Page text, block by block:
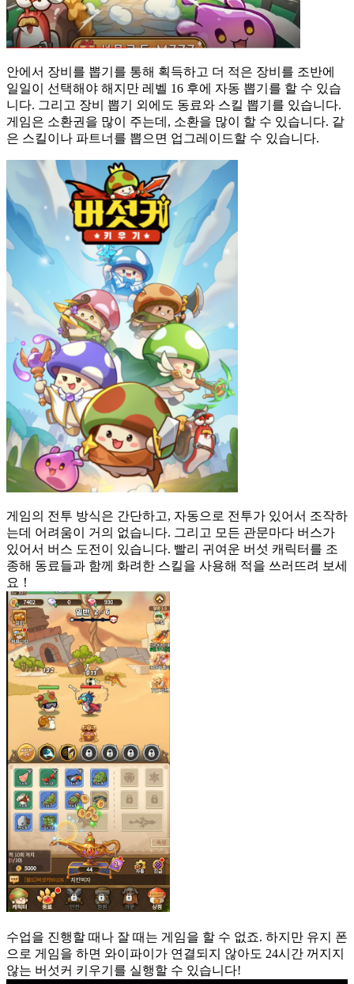
안에서 장비를 뽑기를 통해 획득하고 더 적은 장비를 조반에
일일이 선택해야 해지만 레벨 16 후에 자동 뽑기를 할 수 있습
니다. 그리고 장비 뽑기 외에도 동료와 스킬 뽑기를 있습니다.
게임은 소환권을 많이 주는데, 소환을 많이 할 수 있습니다. 같
은 스킬이나 파트너를 뽑으면 업그레이드할 수 있습니다.
게임의 전투 방식은 간단하고, 자동으로 전투가 있어서 조작하
는데 어려움이 거의 없습니다. 그리고 모든 관문마다 버스가
있어서 버스 도전이 있습니다. 빨리 귀여운 버섯 캐릭터를 조
종해 동료들과 함께 화려한 스킬을 사용해 적을 쓰러뜨려 보세
요！
수업을 진행할 때나 잘 때는 게임을 할 수 없죠. 하지만 유지 폰
으로 게임을 하면 와이파이가 연결되지 않아도 24시간 꺼지지
않는 버섯커 키우기를 실행할 수 있습니다!